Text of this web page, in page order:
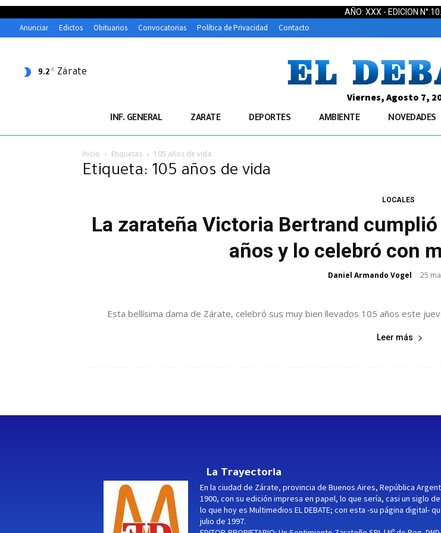
AÑO: XXX - EDICION
Anunciar Edictos Obituarios Convocatorias Política de Privacidad Contacto
9.2 C Zárate
Viernes, Agosto 7,
INF. GENERAL ZARATE DEPORTES AMBIENTE NOVEDADES
Inicio Etiquetas 105 años de vida
Etiqueta: 105 años de vida
LOCALES
La zarateña Victoria Bertrand
años y lo celebró con
Daniel Armando Vogel - 25
Esta bellísima dama de Zárate, celebró sus muy bien llevados 105 años este
Leer más
La Trayectoria
En la ciudad de Zárate, provincia de Buenos Aires, República
1900, con su edición impresa en papel, lo que sería, casi un siglo
lo que hoy es Multimedios EL DEBATE; con esta -su página digital-
julio de 1997.